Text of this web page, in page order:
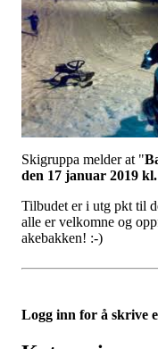
Skigruppa melder at "
den 17 januar 2019
Tilbudet er i utg pkt til
alle er velkomne og
akebakken! :-)
Logg inn for å skrive